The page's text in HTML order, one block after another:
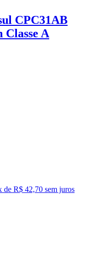
CPC31AB
A
de R$ 42,70 sem juros